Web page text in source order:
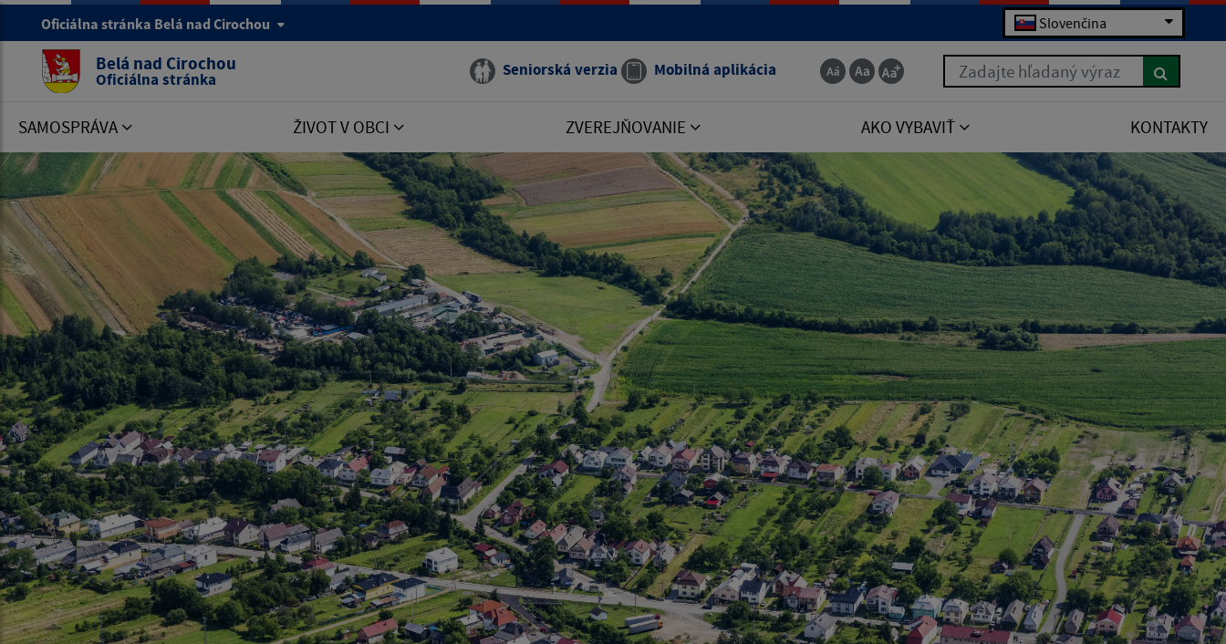
Oficiálna stránka Belá nad Cirochou Slovenčina
Belá nad Cirochou
Oficiálna stránka Seniorská verzia Mobilná aplikácia Zadajte hľadaný výraz
SAMOSPRÁVA ŽIVOT V OBCI ZVEREJŇOVANIE AKO VYBAVIŤ KONTAKTY